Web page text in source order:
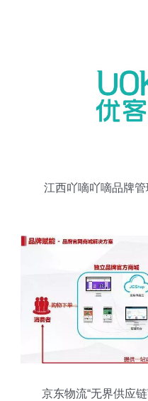
江西吖嘀吖嘀品牌
京东物流“无界供应